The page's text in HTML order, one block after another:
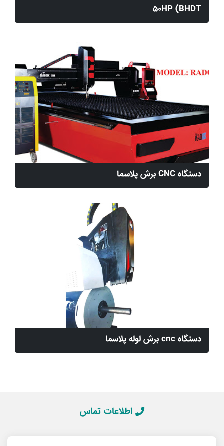
50HP (BHDT
دستگاه CNC برش پلاسما
دستگاه cnc برش لوله پلاسما
اطلاعات تماس